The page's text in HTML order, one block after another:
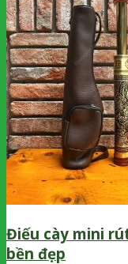
Điếu cày mini
bền đẹp